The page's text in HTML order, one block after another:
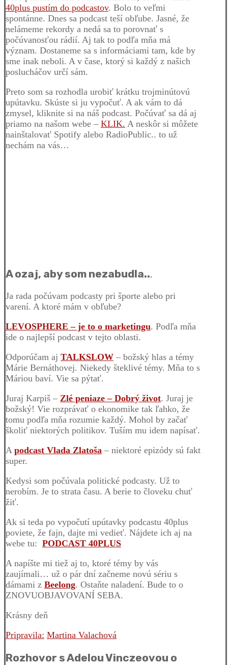
40plus pustím do podcastov. Bolo to veľmi
spontánne. Dnes sa podcast teší obľube. Jasné, že
nelámeme rekordy a nedá sa to porovnať s
počúvanosťou rádií. Aj tak to podľa mňa má
význam. Dostaneme sa s informáciami tam, kde by
sme inak neboli. A v čase, ktorý si každý z našich
poslucháčov určí sám.
Preto som sa rozhodla urobiť krátku trojminútovú
upútavku. Skúste si ju vypočuť. A ak vám to dá
zmysel, kliknite si na náš podcast. Počúvať sa dá aj
priamo na našom webe – KLIK. A neskôr si môžete
nainštalovať Spotify alebo RadioPublic.. to už
nechám na vás…
A ozaj, aby som nezabudla...
Ja rada počúvam podcasty pri športe alebo pri
varení. A ktoré mám v obľube?
LEVOSPHERE – je to o marketingu. Podľa mňa
ide o najlepší podcast v tejto oblasti.
Odporúčam aj TALKSLOW – božský hlas a témy
Márie Bernáthovej. Niekedy šteklivé témy. Mňa to s
Máriou baví. Vie sa pýtať.
Juraj Karpiš – Zlé peniaze – Dobrý život. Juraj je
božský! Vie rozprávať o ekonomike tak ľahko, že
tomu podľa mňa rozumie každý. Mohol by začať
školiť niektorých politikov. Tuším mu idem napísať.
A podcast Vlada Zlatoša – niektoré epizódy sú fakt
super.
Kedysi som počúvala politické podcasty. Už to
nerobím. Je to strata času. A berie to človeku chuť
žiť.
Ak si teda po vypočutí upútavky podcastu 40plus
poviete, že fajn, dajte mi vedieť. Nájdete ich aj na
webe tu: PODCAST 40PLUS
A napíšte mi tiež aj to, ktoré témy by vás
zaujímali… už o pár dní začneme novú sériu s
dámami z Beelong. Ostaňte naladení. Bude to o
ZNOVUOBJAVOVANÍ SEBA.
Krásny deň
Pripravila: Martina Valachová
Rozhovor s Adelou Vinczeovou o